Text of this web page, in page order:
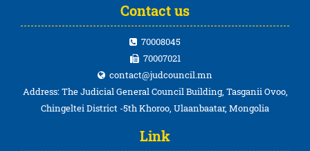
Contact us
70008045
70007021
contact@judcouncil.mn
Address: The Judicial General Council Building, Tasganii Ovoo,
Chingeltei District -5th Khoroo, Ulaanbaatar, Mongolia
Link